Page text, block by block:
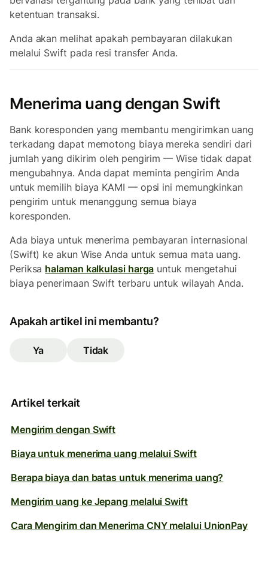
ketentuan transaksi.
Anda akan melihat apakah pembayaran dilakukan
melalui Swift pada resi transfer Anda.
Menerima uang dengan Swift
Bank koresponden yang membantu mengirimkan uang
terkadang dapat memotong biaya mereka sendiri dari
jumlah yang dikirim oleh pengirim — Wise tidak dapat
mengubahnya. Anda dapat meminta pengirim Anda
untuk memilih biaya KAMI — opsi ini memungkinkan
pengirim untuk menanggung semua biaya
koresponden.
Ada biaya untuk menerima pembayaran internasional
(Swift) ke akun Wise Anda untuk semua mata uang.
Periksa halaman kalkulasi harga untuk mengetahui
biaya penerimaan Swift terbaru untuk wilayah Anda.
Apakah artikel ini membantu?
Ya Tidak
Artikel terkait
Mengirim dengan Swift
Biaya untuk menerima uang melalui Swift
Berapa biaya dan batas untuk menerima uang?
Mengirim uang ke Jepang melalui Swift
Cara Mengirim dan Menerima CNY melalui UnionPay